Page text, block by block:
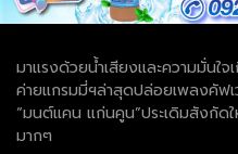
มาแรงด้วยน้ำเสียงและความมั่นใ
ค่ายแกรมมี่ฯล่าสุดปล่อยเพลงคัฟเ
“มนต์แคน แก่นคูน”ประเดิมสังกัด
มากๆ